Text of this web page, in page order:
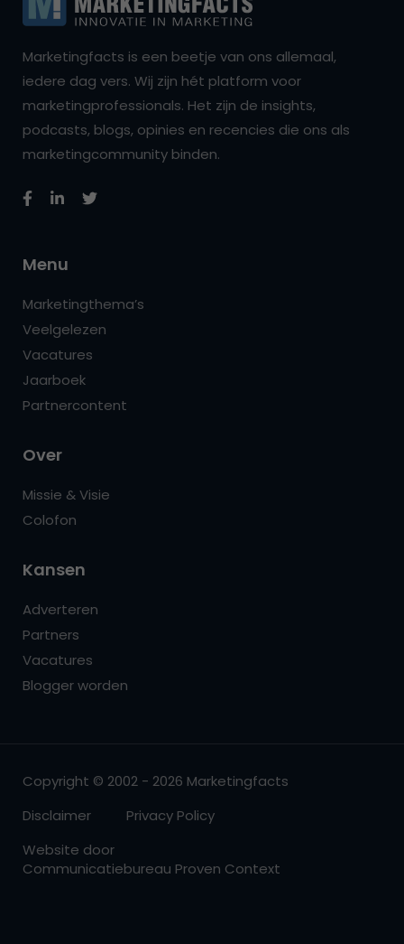
Marketingfacts is een beetje van ons allemaal,
iedere dag vers. Wij zijn hét platform voor
marketingprofessionals. Het zijn de insights,
podcasts, blogs, opinies en recencies die ons als
marketingcommunity binden.
Menu
Marketingthema’s
Veelgelezen
Vacatures
Jaarboek
Partnercontent
Over
Missie & Visie
Colofon
Kansen
Adverteren
Partners
Vacatures
Blogger worden
Copyright © 2002 - 2026 Marketingfacts
Disclaimer
Privacy Policy
Website door
Communicatiebureau Proven Context